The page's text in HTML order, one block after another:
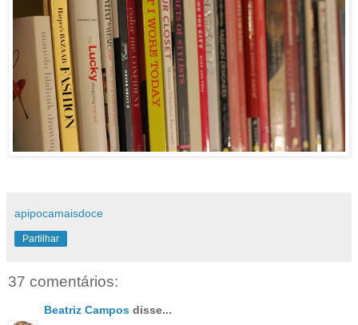
apipocamaisdoce
Partilhar
37 comentários:
Beatriz Campos disse...